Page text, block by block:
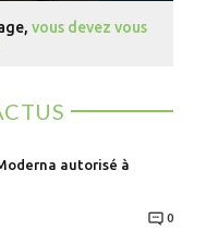
vous devez vous
autorisé à
0